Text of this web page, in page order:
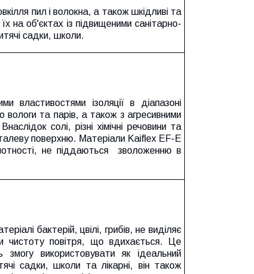
пил і волокна, а також шкідливі та
на об'єктах із підвищеними санітарно-
садки, школи.
властивостями ізоляції в діапазоні
та парів, а також з агресивними
солі, різні хімічні речовини та
поверхню. Матеріали Kaiflex EF-E
не піддаються зволоженню в
бактерій, цвілі, грибів, не виділяє
чистоту повітря, що вдихається. Це
використовувати як ідеальний
садки, школи та лікарні, він також